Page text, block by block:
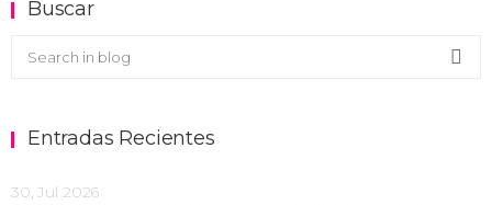
Buscar
Buscar en el blog
Entradas Recientes
30, Jul 2026